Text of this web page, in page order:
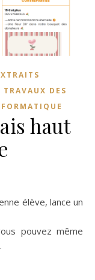
TRAVAUX DES
haut
pouvez même